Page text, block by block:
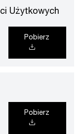
Użytkowych
Pobierz
Pobierz